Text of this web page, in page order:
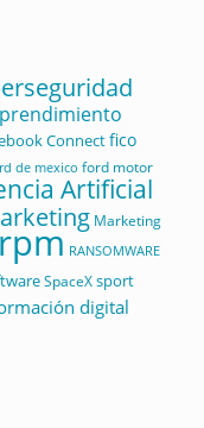
Connectfico
de mexico ford motor
Artificial
Marketing
RANSOMWARE
SpaceXsport
digital